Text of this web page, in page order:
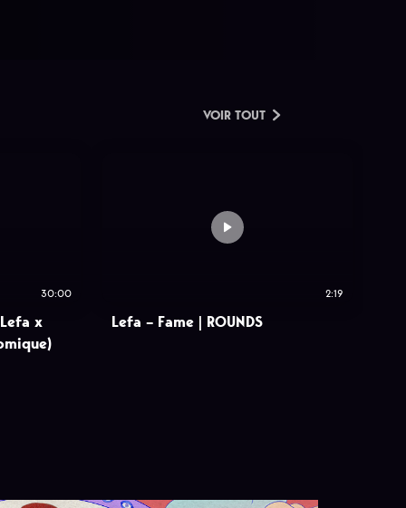
VOIR TOUT
30:00
x
2:19
Lefa – Fame | ROUNDS